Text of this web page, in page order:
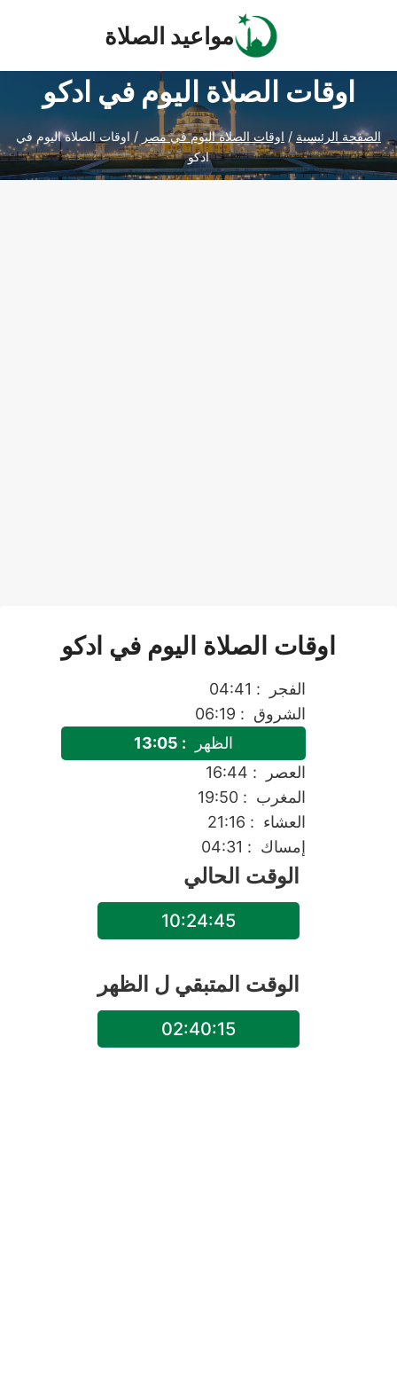
مواعيد الصلاة
اوقات الصلاة اليوم في ادكو
الصفحة الرئيسية / اوقات الصلاة اليوم في مصر / اوقات الصلاة اليوم في
ادكو
اوقات الصلاة اليوم في ادكو
الفجر
: 04:41
الشروق : 06:19
الظهر
: 13:05
العصر
: 16:44
المغرب : 19:50
العشاء : 21:16
إمساك : 04:31
الوقت الحالي
10:24:45
الوقت المتبقي ل الظهر
02:40:15